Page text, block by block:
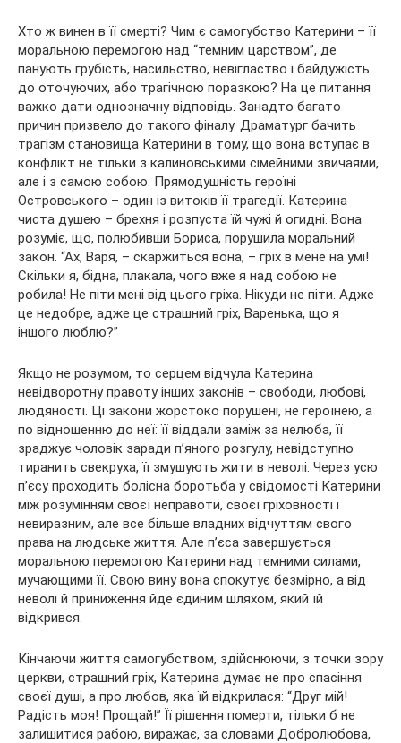
Хто ж винен в її смерті? Чим є самогубство Катерини – її
моральною перемогою над “темним царством”, де
панують грубість, насильство, невігластво і байдужість
до оточуючих, або трагічною поразкою? На це питання
важко дати однозначну відповідь. Занадто багато
причин призвело до такого фіналу. Драматург бачить
трагізм становища Катерини в тому, що вона вступає в
конфлікт не тільки з калиновськими сімейними звичаями,
але і з самою собою. Прямодушність героїні
Островського – один із витоків її трагедії. Катерина
чиста душею – брехня і розпуста їй чужі й огидні. Вона
розуміє, що, полюбивши Бориса, порушила моральний
закон. “Ах, Варя, – скаржиться вона, – гріх в мене на умі!
Скільки я, бідна, плакала, чого вже я над собою не
робила! Не піти мені від цього гріха. Нікуди не піти. Адже
це недобре, адже це страшний гріх, Варенька, що я
іншого люблю?”
Якщо не розумом, то серцем відчула Катерина
невідворотну правоту інших законів – свободи, любові,
людяності. Ці закони жорстоко порушені, не героїнею, а
по відношенню до неї: її віддали заміж за нелюба, її
зраджує чоловік заради п’яного розгулу, невідступно
тиранить свекруха, її змушують жити в неволі. Через усю
п’єсу проходить болісна боротьба у свідомості Катерини
між розумінням своєї неправоти, своєї гріховності і
невиразним, але все більше владних відчуттям свого
права на людське життя. Але п’єса завершується
моральною перемогою Катерини над темними силами,
мучающими її. Свою вину вона спокутує безмірно, а від
неволі й приниження йде єдиним шляхом, який їй
відкрився.
Кінчаючи життя самогубством, здійснюючи, з точки зору
церкви, страшний гріх, Катерина думає не про спасіння
своєї душі, а про любов, яка їй відкрилася: “Друг мій!
Радість моя! Прощай!” Її рішення померти, тільки б не
залишитися рабою, виражає, за словами Добролюбова,